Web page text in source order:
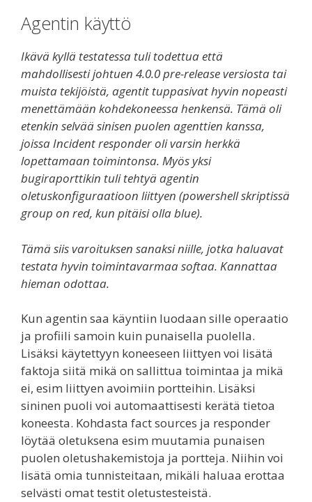
Agentin käyttö
Ikävä kyllä testatessa tuli todettua että
mahdollisesti johtuen 4.0.0 pre-release versiosta tai
muista tekijöistä, agentit tuppasivat hyvin nopeasti
menettämään kohdekoneessa henkensä. Tämä oli
etenkin selvää sinisen puolen agenttien kanssa,
joissa Incident responder oli varsin herkkä
lopettamaan toimintonsa. Myös yksi
bugiraporttikin tuli tehtyä agentin
oletuskonfiguraatioon liittyen (powershell skriptissä
group on red, kun pitäisi olla blue).
Tämä siis varoituksen sanaksi niille, jotka haluavat
testata hyvin toimintavarmaa softaa. Kannattaa
hieman odottaa.
Kun agentin saa käyntiin luodaan sille operaatio
ja profiili samoin kuin punaisella puolella.
Lisäksi käytettyyn koneeseen liittyen voi lisätä
faktoja siitä mikä on sallittua toimintaa ja mikä
ei, esim liittyen avoimiin portteihin. Lisäksi
sininen puoli voi automaattisesti kerätä tietoa
koneesta. Kohdasta fact sources ja responder
löytää oletuksena esim muutamia punaisen
puolen oletushakemistoja ja portteja. Niihin voi
lisätä omia tunnisteitaan, mikäli haluaa erottaa
selvästi omat testit oletustesteistä.